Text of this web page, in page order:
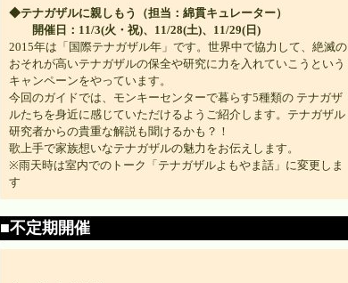
◆テナガザルに親しもう（担当：綿貫キュレーター）
開催日：11/3(火・祝)、11/28(土)、11/29(日)
2015年は「国際テナガザル年」です。世界中で協力して、絶滅の
おそれが高いテナガザルの保全や研究に力を入れていこうという
キャンペーンをやっています。
今回のガイドでは、モンキーセンターで暮らす5種類の テナガザ
ルたちを身近に感じていただけるようご紹介します。テナガザル
研究者からの貴重な解説も聞けるかも？！
歌上手で家族想いなテナガザルの魅力をお伝えします。
※雨天時は室内でのトーク「テナガザルよもやま話」に変更しま
す
■不定期開催